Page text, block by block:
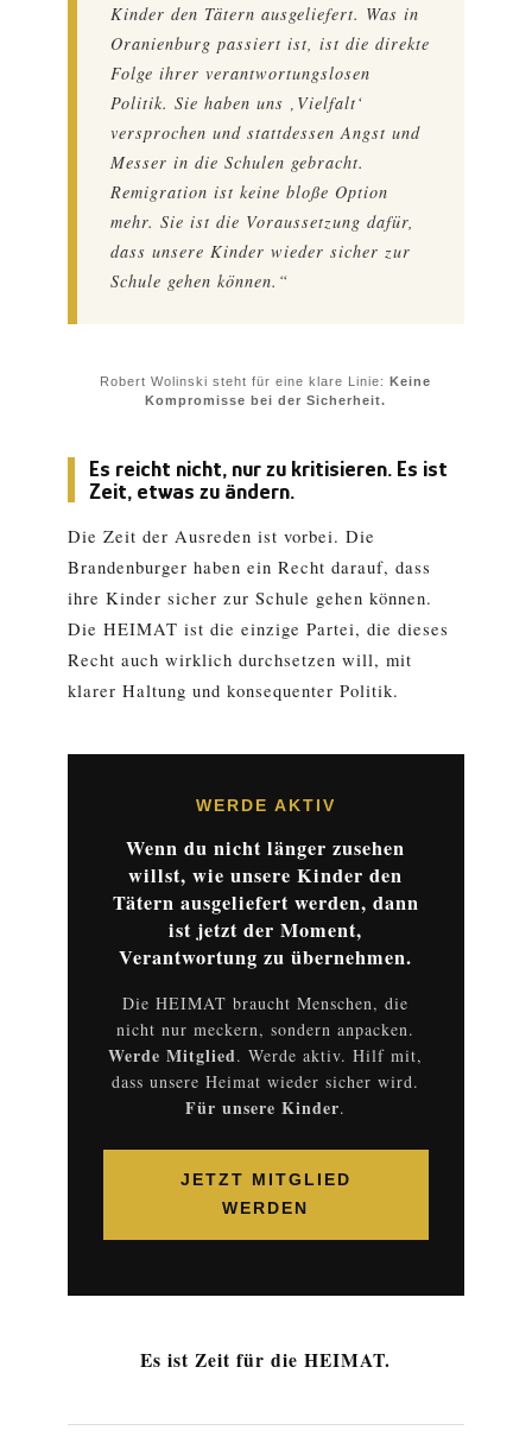
Kinder den Tätern ausgeliefert. Was in
Oranienburg passiert ist, ist die direkte
Folge ihrer verantwortungslosen
Politik. Sie haben uns ‚Vielfalt‘
versprochen und stattdessen Angst und
Messer in die Schulen gebracht.
Remigration ist keine bloße Option
mehr. Sie ist die Voraussetzung dafür,
dass unsere Kinder wieder sicher zur
Schule gehen können.“
Robert Wolinski steht für eine klare Linie:Keine
Kompromisse bei der Sicherheit.
Es reicht nicht, nur zu kritisieren. Es ist
Zeit, etwas zu ändern.
Die Zeit der Ausreden ist vorbei. Die
Brandenburger haben ein Recht darauf, dass
ihre Kinder sicher zur Schule gehen können.
Die HEIMAT ist die einzige Partei, die dieses
Recht auch wirklich durchsetzen will, mit
klarer Haltung und konsequenter Politik.
WERDE AKTIV
Wenn du nicht länger zusehen
willst, wie unsere Kinder den
Tätern ausgeliefert werden, dann
ist jetzt der Moment,
Verantwortung zu übernehmen.
Die HEIMAT braucht Menschen, die
nicht nur meckern, sondern anpacken.
Werde Mitglied. Werde aktiv. Hilf mit,
dass unsere Heimat wieder sicher wird.
Für unsere Kinder.
JETZT MITGLIED
WERDEN
Es ist Zeit für die HEIMAT.